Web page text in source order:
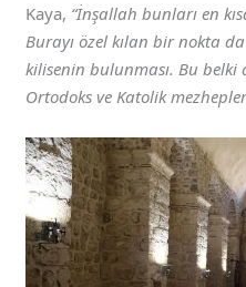
Kaya, “İnşallah bunları en
Burayı özel kılan bir nokta
kilisenin bulunması. Bu
Ortodoks ve Katolik